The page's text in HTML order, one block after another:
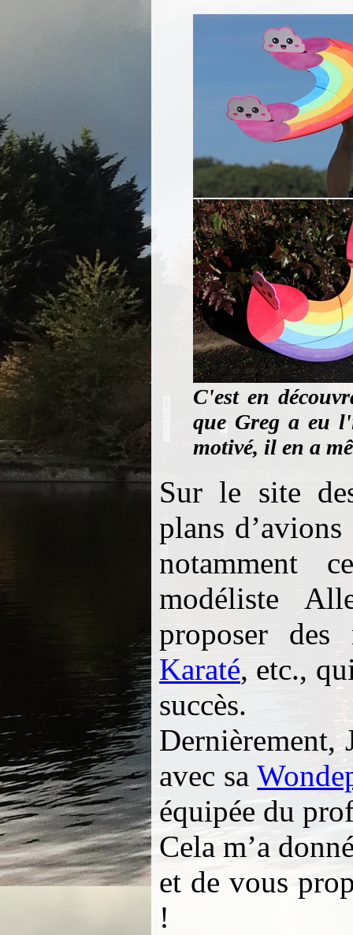
C'est en
que Greg a eu
motivé, il en a
Sur le site
plans
notamment
modéliste
proposer
Karaté, etc.,
succès.
Dernièrement,
avec sa
équipée du
Cela m’a
et de vous
!